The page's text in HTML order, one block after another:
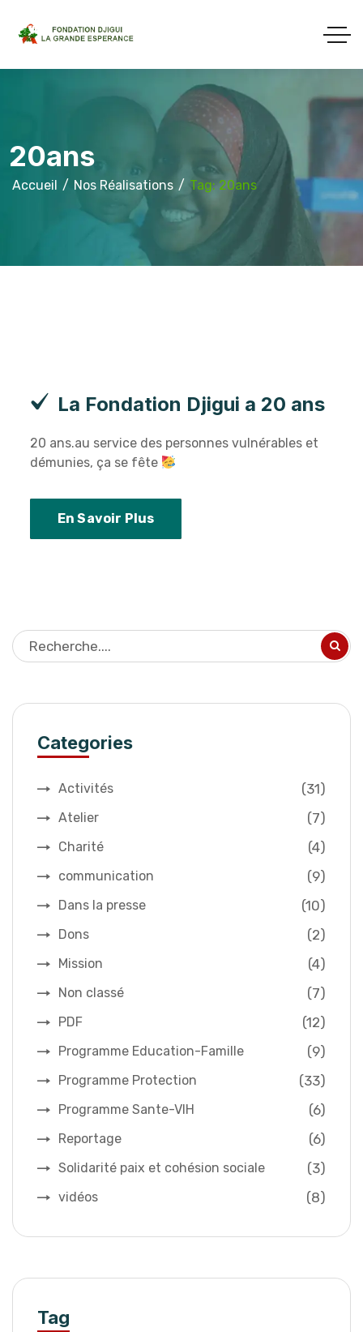
20ans
Accueil Nos Réalisations Tag: 20ans
La Fondation Djigui a 20 ans
20 ans.au service des personnes vulnérables et
démunies, ça se fête
En Savoir Plus
Categories
Activités (31)
Atelier (7)
Charité (4)
communication (9)
Dans la presse (10)
Dons (2)
Mission (4)
Non classé (7)
PDF (12)
Programme Education-Famille (9)
Programme Protection (33)
Programme Sante-VIH (6)
Reportage (6)
Solidarité paix et cohésion sociale (3)
vidéos (8)
Tag